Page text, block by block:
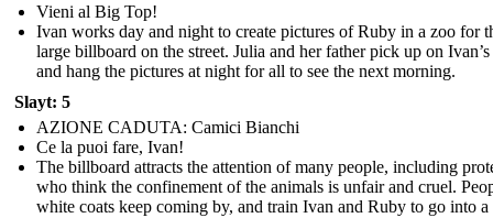
Vieni al Big Top!
Ivan works day and night to create pictures of Ruby in a zoo for
large billboard on the street. Julia and her father pick up on
and hang the pictures at night for all to see the next morning.
Slayt: 5
AZIONE CADUTA: Camici Bianchi
Ce la puoi fare, Ivan!
The billboard attracts the attention of many people, including
who think the confinement of the animals is unfair and cruel.
white coats keep coming by, and train Ivan and Ruby to go into